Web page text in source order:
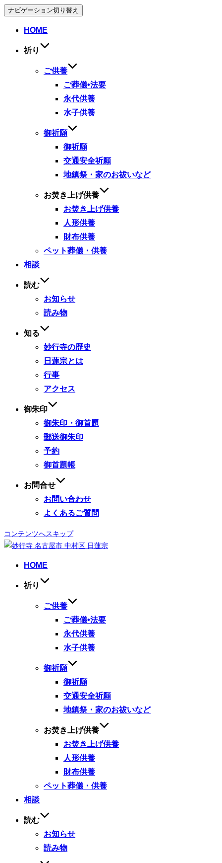
ナビゲーション切り替え
HOME
祈り
ご供養
ご葬儀•法要
永代供養
水子供養
御祈願
御祈願
交通安全祈願
地鎮祭・家のお祓いなど
お焚き上げ供養
お焚き上げ供養
人形供養
財布供養
ペット葬儀・供養
相談
読む
お知らせ
読み物
知る
妙行寺の歴史
日蓮宗とは
行事
アクセス
御朱印
御朱印・御首題
郵送御朱印
予約
御首題帳
お問合せ
お問い合わせ
よくあるご質問
コンテンツへスキップ
HOME
祈り
ご供養
ご葬儀•法要
永代供養
水子供養
御祈願
御祈願
交通安全祈願
地鎮祭・家のお祓いなど
お焚き上げ供養
お焚き上げ供養
人形供養
財布供養
ペット葬儀・供養
相談
読む
お知らせ
読み物